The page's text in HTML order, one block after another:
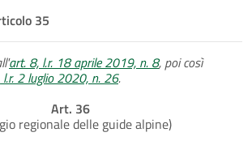
35
art. 8, l.r. 18 aprile 2019, n. 8, poi così
2 luglio 2020, n. 26.
Art. 36
regionale delle guide alpine)